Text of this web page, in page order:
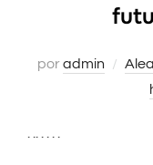
poradmin Alea